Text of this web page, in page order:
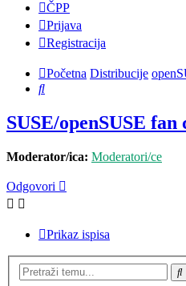
ČPP
Prijava
Registracija
Početna Distribucije
Pretražnik
SUSE/openSUSE fan
Moderator/ica: Moderatori/ce
Odgovori
Prikaz ispisa